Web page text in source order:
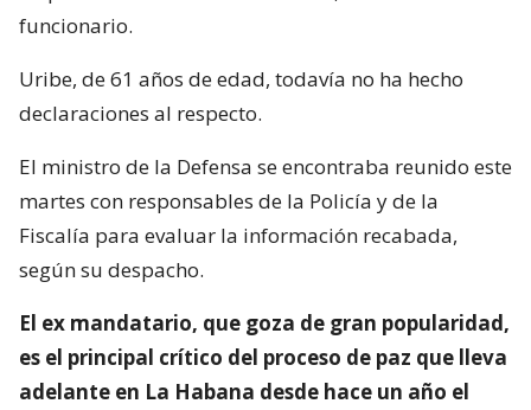
funcionario.
Uribe, de 61 años de edad, todavía no ha hecho
declaraciones al respecto.
El ministro de la Defensa se encontraba reunido este
martes con responsables de la Policía y de la
Fiscalía para evaluar la información recabada,
según su despacho.
El ex mandatario, que goza de gran popularidad,
es el principal crítico del proceso de paz que lleva
adelante en La Habana desde hace un año el